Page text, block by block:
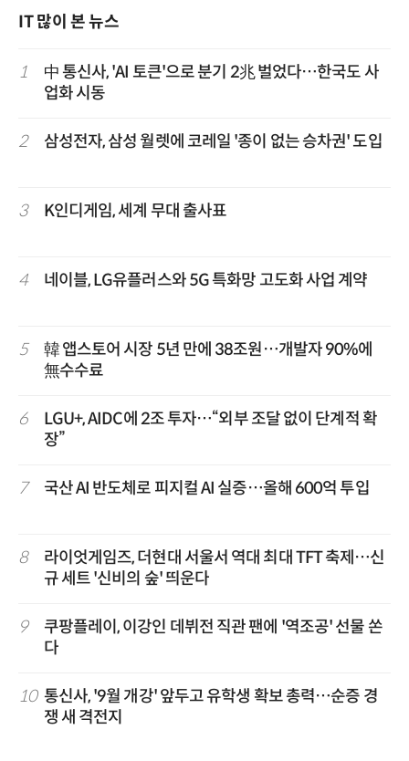
IT 많이 본 뉴스
1
中 통신사, 'AI 토큰'으로 분기 2兆 벌었다…한국도 사
업화 시동
2 삼성전자, 삼성 월렛에 코레일 '종이 없는 승차권' 도입
3 K인디게임, 세계 무대 출사표
4 네이블, LG유플러스와 5G 특화망 고도화 사업 계약
5
韓 앱스토어 시장 5년 만에 38조원…개발자 90%에
無수수료
6
LGU+, AIDC에 2조 투자…“외부 조달 없이 단계적 확
장”
7 국산 AI 반도체로 피지컬 AI 실증…올해 600억 투입
8
라이엇게임즈, 더현대 서울서 역대 최대 TFT 축제…신
규 세트 '신비의 숲' 띄운다
9
쿠팡플레이, 이강인 데뷔전 직관 팬에 '역조공' 선물 쏜
다
10 통신사, '9월 개강' 앞두고 유학생 확보 총력…순증 경
쟁 새 격전지